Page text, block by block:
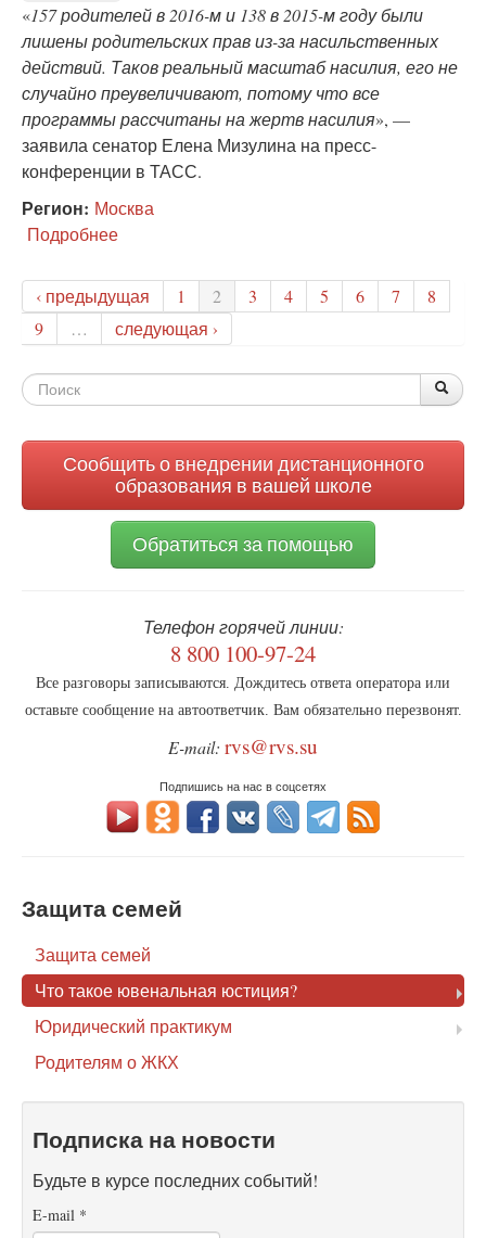
и
внедрена»
«157 родителей в 2016-м и 138 в 2015-м году были
лишены родительских прав из-за насильственных
действий. Таков реальный масштаб насилия, его не
случайно преувеличивают, потому что все
программы рассчитаны на жертв насилия», —
заявила сенатор Елена Мизулина на пресс-
конференции в ТАСС.
Регион: Москва
Подробнее
лишь
13%
родителей
лишают
при
‹ предыдущая 1 2 3 4 5 6 7
8
9
… следующая ›
Форма
Сообщить о внедрении дистанционного
образования в вашей школе
Обратиться за помощью
Телефон горячей линии:
8 800 100-97-24
Все разговоры записываются. Дождитесь ответа оператора или
оставьте сообщение на автоответчик. Вам обязательно перезвонят.
E-mail: rvs@rvs.su
Подпишись на нас в соцсетях
Защита семей
Защита семей
Что такое ювенальная юстиция?
Юридический практикум
Родителям о ЖКХ
Подписка на новости
Будьте в курсе последних событий!
E-mail *